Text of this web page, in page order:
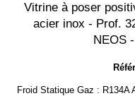
Vitrine à poser
acier inox - Prof.
NEOS
Froid Statique Gaz : R134A